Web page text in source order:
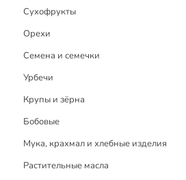
Выпечка
Заготовки
Постные блюда
Детское меню
Рецепты без глютена
Рецепты с блендером
Рецепты с дегидратором
Сухофрукты
Орехи
Семена и семечки
Урбечи
Крупы и зёрна
Бобовые
Мука, крахмал и хлебные изделия
Растительные масла